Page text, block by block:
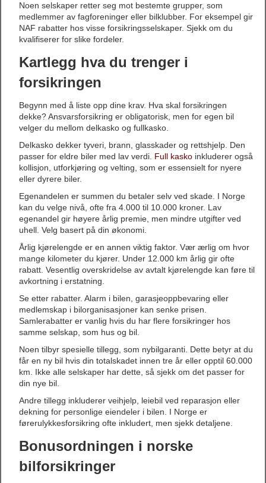
Noen selskaper retter seg mot bestemte grupper, som
medlemmer av fagforeninger eller bilklubber. For eksempel gir
NAF rabatter hos visse forsikringsselskaper. Sjekk om du
kvalifiserer for slike fordeler.
Kartlegg hva du trenger i
forsikringen
Begynn med å liste opp dine krav. Hva skal forsikringen
dekke? Ansvarsforsikring er obligatorisk, men for egen bil
velger du mellom delkasko og fullkasko.
Delkasko dekker tyveri, brann, glasskader og rettshjelp. Den
passer for eldre biler med lav verdi. Full kasko inkluderer også
kollisjon, utforkjøring og velting, som er essensielt for nyere
eller dyrere biler.
Egenandelen er summen du betaler selv ved skade. I Norge
kan du velge nivå, ofte fra 4.000 til 10.000 kroner. Lav
egenandel gir høyere årlig premie, men mindre utgifter ved
uhell. Velg basert på din økonomi.
Årlig kjørelengde er en annen viktig faktor. Vær ærlig om hvor
mange kilometer du kjører. Under 12.000 km årlig gir ofte
rabatt. Vesentlig overskridelse av avtalt kjørelengde kan føre til
avkortning i erstatning.
Se etter rabatter. Alarm i bilen, garasjeoppbevaring eller
medlemskap i bilorganisasjoner kan senke prisen.
Samlerabatter er vanlig hvis du har flere forsikringer hos
samme selskap, som hus og bil.
Noen tilbyr spesielle tillegg, som nybilgaranti. Dette betyr at du
får en ny bil hvis din totalskadet innen tre år eller opptil 60.000
km. Ikke alle selskaper har dette, så sjekk om det passer for
din nye bil.
Andre tillegg inkluderer veihjelp, leiebil ved reparasjon eller
dekning for personlige eiendeler i bilen. I Norge er
førerulykkesforsikring ofte inkludert, men sjekk detaljene.
Bonusordningen i norske
bilforsikringer